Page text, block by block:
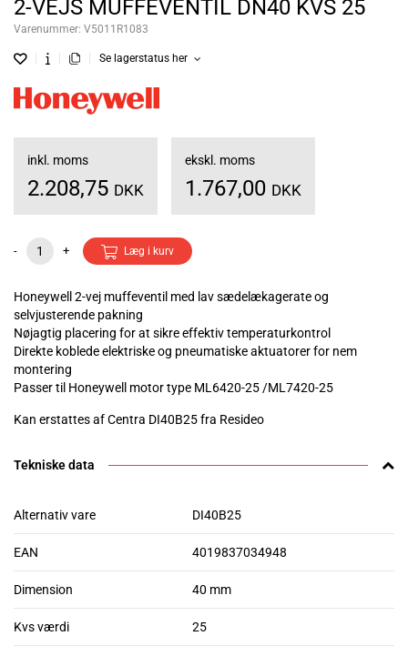
2-VEJS MUFFEVENTIL DN40 KVS 25
Varenummer: V5011R1083
Se lagerstatus her
inkl. moms
2.208,75 DKK
ekskl. moms
1.767,00 DKK
- + Læg i kurv
Honeywell 2-vej muffeventil med lav sædelækagerate og
selvjusterende pakning
Nøjagtig placering for at sikre effektiv temperaturkontrol
Direkte koblede elektriske og pneumatiske aktuatorer for nem
montering
Passer til Honeywell motor type ML6420-25 /ML7420-25
Kan erstattes af Centra DI40B25 fra Resideo
Tekniske data
Alternativ vare DI40B25
EAN 4019837034948
Dimension 40 mm
Kvs værdi 25